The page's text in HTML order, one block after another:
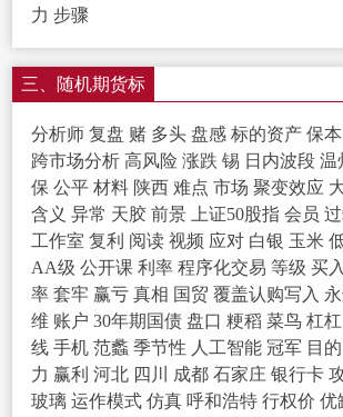
力 步骤
三、随机期货标
分析师 复盘 赌 多头 盘感 标的资产 保本
跨市场分析 高风险 涨跌 锡 日内波段 温
保 公平 材料 陕西 难点 市场 聚变效应
含义 异常 天胶 前景 上证50股指 会员
工作室 复利 阅读 视频 应对 白银 玉米
AA级 公开课 利率 程序化交易 等级 买入
率 套牢 赢亏 真相 国贸 覆盖认购写入
维 账户 30年期国债 盘口 粳稻 菜鸟 杠杠
线 手机 范蠡 季节性 人工智能 冠军 目的
力 赢利 河北 四川 成都 石家庄 银行卡
玻璃 运作模式 仿真 呼和浩特 行权价 优